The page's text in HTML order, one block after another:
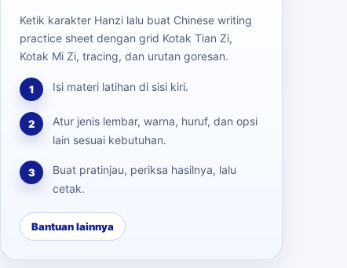
Ketik karakter Hanzi lalu buat Chinese writing
practice sheet dengan grid Kotak Tian Zi,
Kotak Mi Zi, tracing, dan urutan goresan.
1 Isi materi latihan di sisi kiri.
2
Atur jenis lembar, warna, huruf, dan opsi
lain sesuai kebutuhan.
3
Buat pratinjau, periksa hasilnya, lalu
cetak.
Bantuan lainnya